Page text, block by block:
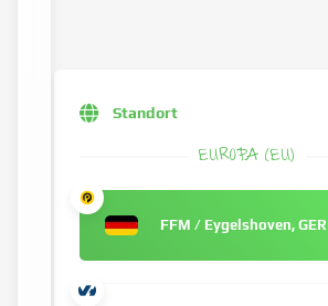
Standort
EUROPA (EU)
FFM / Eygelshoven, GER